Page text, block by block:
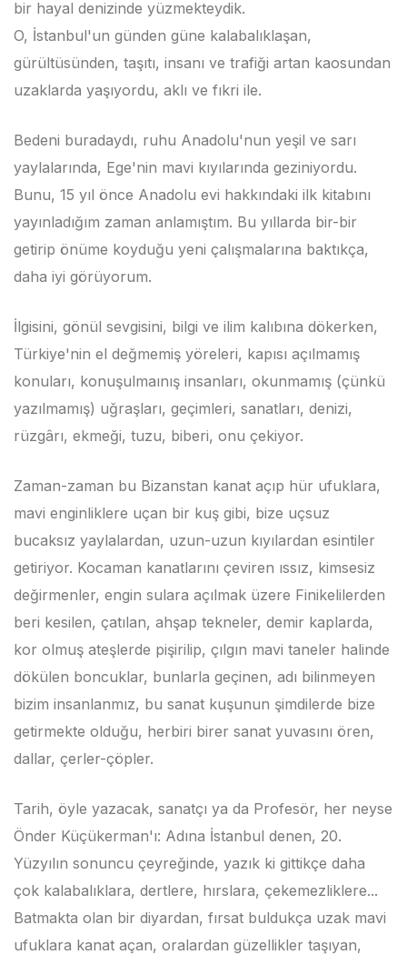
bir hayal denizinde yüzmekteydik.
O, İstanbul'un günden güne kalabalıklaşan,
gürültüsünden, taşıtı, insanı ve trafiği artan kaosundan
uzaklarda yaşıyordu, aklı ve fıkri ile.
Bedeni buradaydı, ruhu Anadolu'nun yeşil ve sarı
yaylalarında, Ege'nin mavi kıyılarında geziniyordu.
Bunu, 15 yıl önce Anadolu evi hakkındaki ilk kitabını
yayınladığım zaman anlamıştım. Bu yıllarda bir-bir
getirip önüme koyduğu yeni çalışmalarına baktıkça,
daha iyi görüyorum.
İlgisini, gönül sevgisini, bilgi ve ilim kalıbına dökerken,
Türkiye'nin el değmemiş yöreleri, kapısı açılmamış
konuları, konuşulmaınış insanları, okunmamış (çünkü
yazılmamış) uğraşları, geçimleri, sanatları, denizi,
rüzgârı, ekmeği, tuzu, biberi, onu çekiyor.
Zaman-zaman bu Bizanstan kanat açıp hür ufuklara,
mavi enginliklere uçan bir kuş gibi, bize uçsuz
bucaksız yaylalardan, uzun-uzun kıyılardan esintiler
getiriyor. Kocaman kanatlarını çeviren ıssız, kimsesiz
değirmenler, engin sulara açılmak üzere Finikelilerden
beri kesilen, çatılan, ahşap tekneler, demir kaplarda,
kor olmuş ateşlerde pişirilip, çılgın mavi taneler halinde
dökülen boncuklar, bunlarla geçinen, adı bilinmeyen
bizim insanlanmız, bu sanat kuşunun şimdilerde bize
getirmekte olduğu, herbiri birer sanat yuvasını ören,
dallar, çerler-çöpler.
Tarih, öyle yazacak, sanatçı ya da Profesör, her neyse
Önder Küçükerman'ı: Adına İstanbul denen, 20.
Yüzyılın sonuncu çeyreğinde, yazık ki gittikçe daha
çok kalabalıklara, dertlere, hırslara, çekemezliklere...
Batmakta olan bir diyardan, fırsat buldukça uzak mavi
ufuklara kanat açan, oralardan güzellikler taşıyan,